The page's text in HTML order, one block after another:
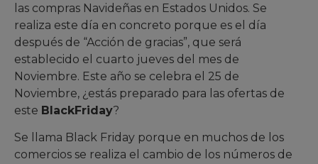
las compras Navideñas en Estados Unidos. Se
realiza este día en concreto porque es el día
después de “Acción de gracias”, que será
establecido el cuarto jueves del mes de
Noviembre. Este año se celebra el 25 de
Noviembre, ¿estás preparado para las ofertas de
este BlackFriday?
Se llama Black Friday porque en muchos de los
comercios se realiza el cambio de los números de